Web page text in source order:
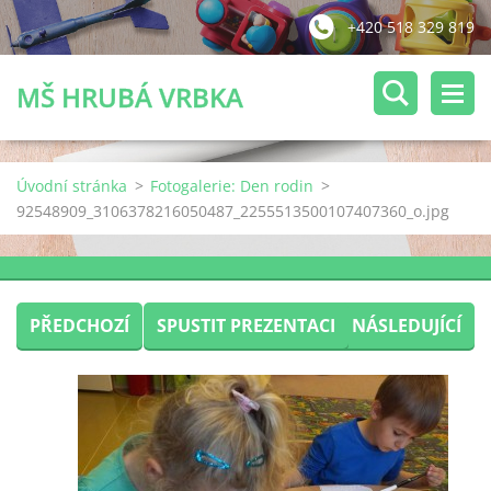
+420 518 329 819
MŠ HRUBÁ VRBKA
Úvodní stránka > Fotogalerie: Den rodin >
92548909_3106378216050487_2255513500107407360_o.jpg
PŘEDCHOZÍ SPUSTIT PREZENTACI NÁSLEDUJÍCÍ